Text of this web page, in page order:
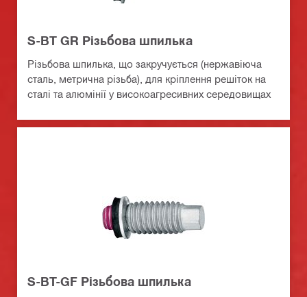
S-BT GR Різьбова шпилька
Різьбова шпилька, що закручується (нержавіюча
сталь, метрична різьба), для кріплення решіток на
сталі та алюмінії у високоагресивних середовищах
S-BT-GF Різьбова шпилька